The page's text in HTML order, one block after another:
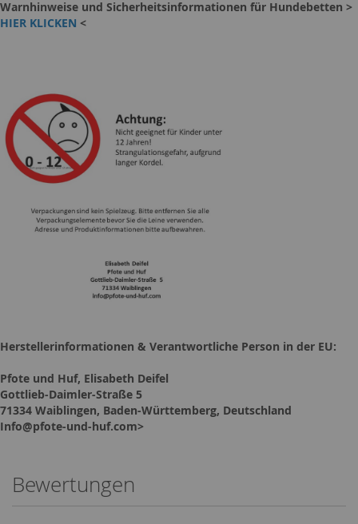
Warnhinweise und Sicherheitsinformationen für Hundebetten >
HIER KLICKEN <
Herstellerinformationen & Verantwortliche Person in der EU:
Pfote und Huf, Elisabeth Deifel
Gottlieb-Daimler-Straße 5
71334 Waiblingen, Baden-Württemberg, Deutschland
Info@pfote-und-huf.com>
Bewertungen